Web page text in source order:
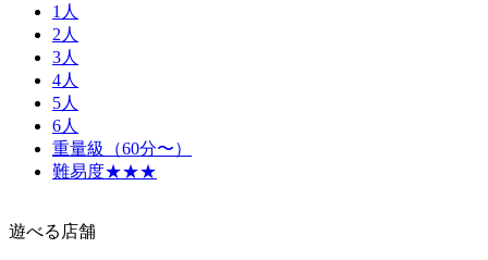
1人
2人
3人
4人
5人
6人
重量級（60分〜）
難易度★★★
遊べる店舗